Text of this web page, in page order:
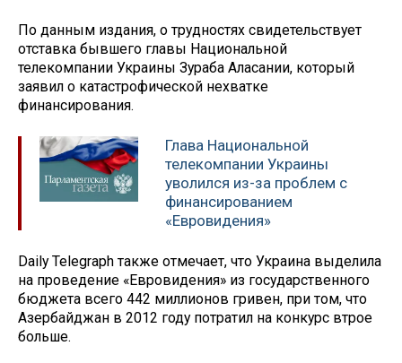
По данным издания, о трудностях свидетельствует
отставка бывшего главы Национальной
телекомпании Украины Зураба Аласании, который
заявил о катастрофической нехватке
финансирования.
Глава Национальной
телекомпании Украины
уволился из-за проблем с
финансированием
«Евровидения»
Daily Telegraph также отмечает, что Украина выделила
на проведение «Евровидения» из государственного
бюджета всего 442 миллионов гривен, при том, что
Азербайджан в 2012 году потратил на конкурс втрое
больше.